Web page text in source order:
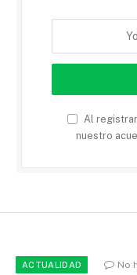
Al
nuestro
ACTUALIDAD No